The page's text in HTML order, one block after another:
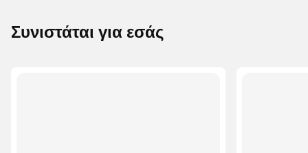
Συνιστάται για εσάς